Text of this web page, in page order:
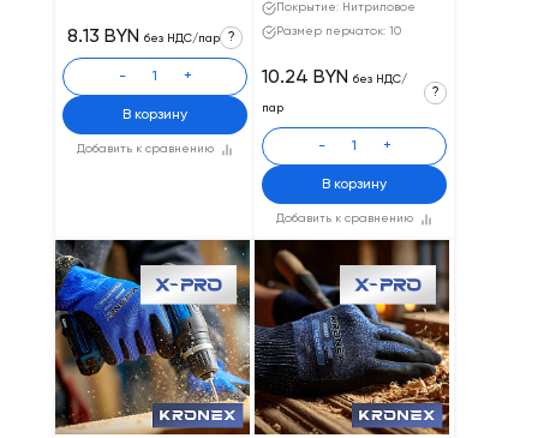
Добавить к сравнению
8.13 BYN без НДС/пар ?
- +
В корзину
Покрытие: Нитриловое
Размер перчаток: 10
Добавить к сравнению
10.24 BYN без НДС/
пар
?
- +
В корзину